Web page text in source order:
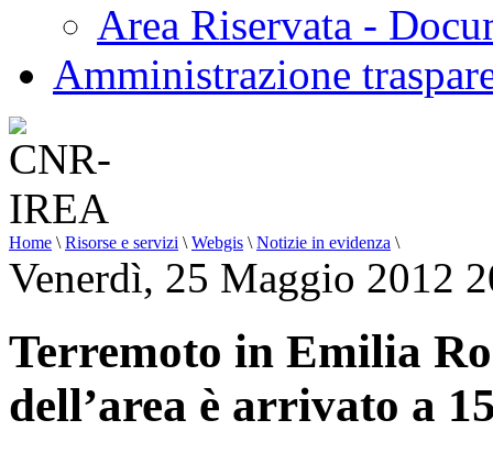
Area Riservata -
Amministrazione
Home \ Risorse e servizi \ Webgis \ Notizie in evidenza \
Venerdì, 25 Maggio 2012
Terremoto in Emilia
dell’area è arrivato a